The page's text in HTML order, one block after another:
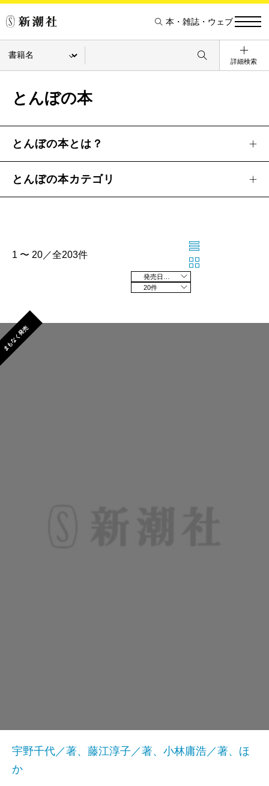
本・雑誌・ウェブ
詳細検索
とんぼの本
とんぼの本とは？
とんぼの本カテゴリ
1 〜 20／全203件
20件
まもなく発売
宇野千代／著、藤江淳子／著、小林庸浩／著、ほ
か